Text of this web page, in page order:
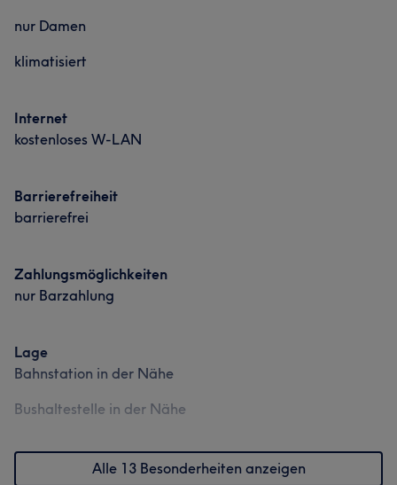
nur Damen
klimatisiert
Internet
kostenloses W-LAN
Barrierefreiheit
barrierefrei
Zahlungsmöglichkeiten
nur Barzahlung
Lage
Bahnstation in der Nähe
Bushaltestelle in der Nähe
Alle 13 Besonderheiten anzeigen